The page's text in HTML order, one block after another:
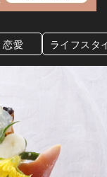
恋愛 ライフスタ